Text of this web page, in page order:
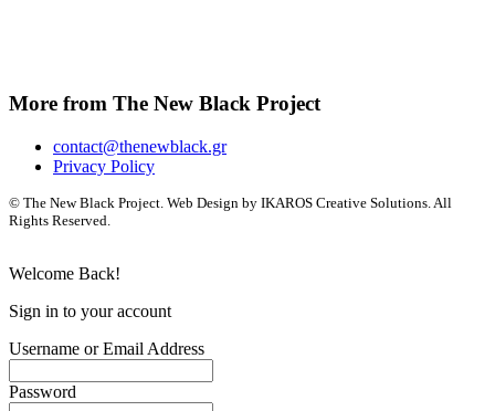
More from The New Black Project
contact@thenewblack.gr
Privacy Policy
© The New Black Project. Web Design by IKAROS Creative Solutions. All
Rights Reserved.
Welcome Back!
Sign in to your account
Username or Email Address
Password